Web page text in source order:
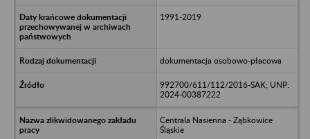
1991-2019
dokumentacja osobowo-płacowa
992700/611/112/2016-SAK; UNP:
2024-00387222
Centrala Nasienna - Ząbkowice
Śląskie